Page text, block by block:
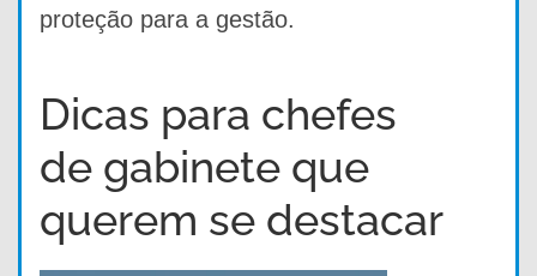
proteção para a gestão.
Dicas para chefes
de gabinete que
querem se destacar